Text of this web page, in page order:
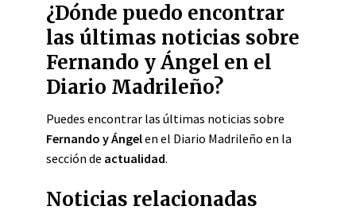
¿Dónde puedo encontrar
las últimas noticias sobre
Fernando y Ángel en el
Diario Madrileño?
Puedes encontrar las últimas noticias sobre
Fernando y Ángelen el Diario Madrileño en la
sección de actualidad.
Noticias relacionadas